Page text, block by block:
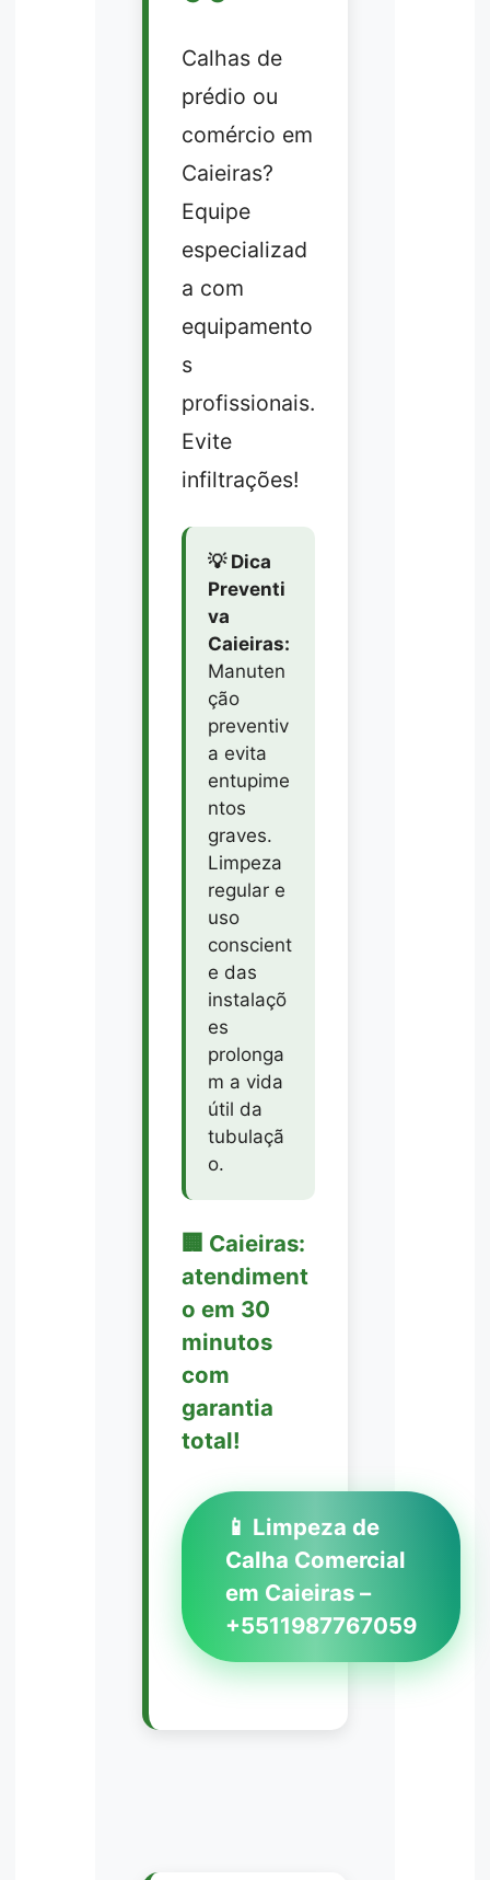
Calhas de
prédio ou
comércio em
Caieiras?
Equipe
especializad
a com
equipamento
s
profissionais.
Evite
infiltrações!
💡 Dica
Preventi
va
Caieiras:
Manuten
ção
preventiv
a evita
entupime
ntos
graves.
Limpeza
regular e
uso
conscient
e das
instalaçõ
es
prolonga
m a vida
útil da
tubulaçã
o.
🏢 Caieiras:
atendiment
o em 30
minutos
com
garantia
total!
📱 Limpeza de
Calha Comercial
em Caieiras –
+5511987767059